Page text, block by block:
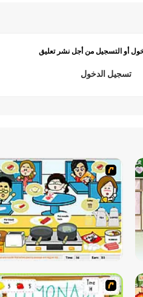
أو التسجيل من أجل نشر تعليق
تسجيل الدخول